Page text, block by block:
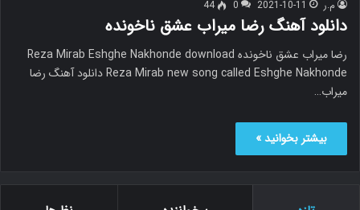
م.ر 2021-10-11
0
44
دانلود آهنگ رضا میراب عشق ناخونده
رضا میراب عشق ناخونده Reza Mirab Eshghe Nakhonde download
Reza Mirab new song called Eshghe Nakhonde دانلود آهنگ رضا
میراب…
بیشتر بخوانید »